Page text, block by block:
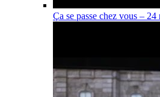
Ça se passe chez vous – 24